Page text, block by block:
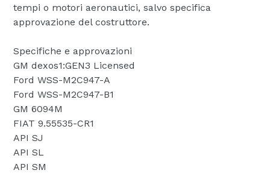
tempi o motori aeronautici, salvo specifica
approvazione del costruttore.
Specifiche e approvazioni
GM dexos1:GEN3 Licensed
Ford WSS-M2C947-A
Ford WSS-M2C947-B1
GM 6094M
FIAT 9.55535-CR1
API SJ
API SL
API SM